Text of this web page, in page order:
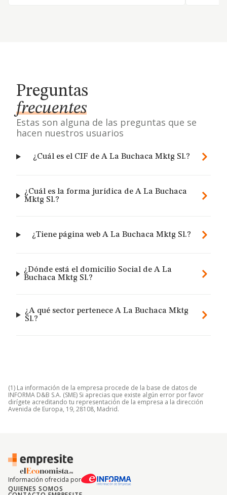
Preguntas
frecuentes
Estas son alguna de las preguntas que se
hacen nuestros usuarios
¿Cuál es el CIF de A La Buchaca Mktg Sl.?
¿Cuál es la forma jurídica de A La Buchaca
Mktg Sl.?
¿Tiene página web A La Buchaca Mktg Sl.?
¿Dónde está el domicilio Social de A La
Buchaca Mktg Sl.?
¿A qué sector pertenece A La Buchaca Mktg
Sl.?
(1) La información de la empresa procede de la base de datos de
INFORMA D&B S.A. (SME) Si aprecias que existe algún error por favor
dirígete acreditando tu representación de la empresa a la dirección
Avenida de Europa, 19, 28108, Madrid.
Información ofrecida por
QUIENES SOMOS